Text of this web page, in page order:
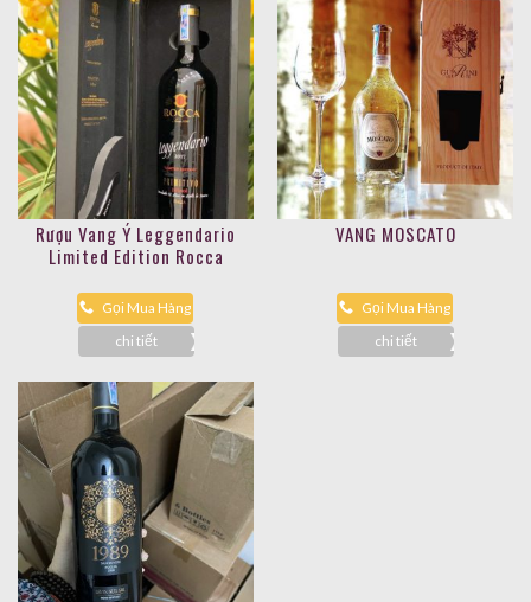
Rượu Vang Ý Leggendario
Limited Edition Rocca
Gọi Mua Hàng
chi tiết
VANG MOSCATO
Gọi Mua Hàng
chi tiết